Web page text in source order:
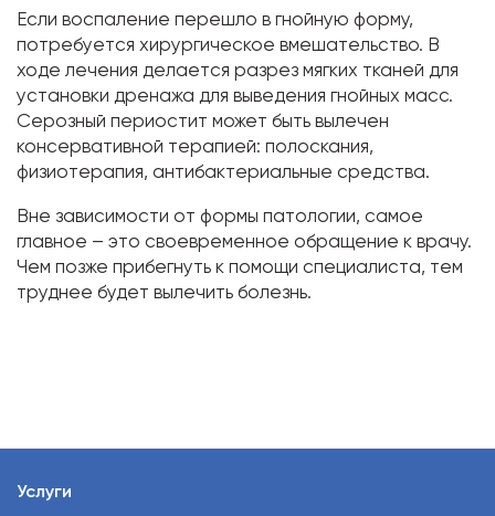
Если воспаление перешло в гнойную форму,
потребуется хирургическое вмешательство. В
ходе лечения делается разрез мягких тканей для
установки дренажа для выведения гнойных масс.
Серозный периостит может быть вылечен
консервативной терапией: полоскания,
физиотерапия, антибактериальные средства.
Вне зависимости от формы патологии, самое
главное – это своевременное обращение к врачу.
Чем позже прибегнуть к помощи специалиста, тем
труднее будет вылечить болезнь.
Услуги